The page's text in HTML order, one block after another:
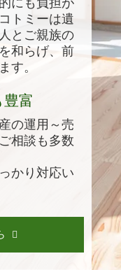
にも負担が
トミーは遺
とご親族の
和らげ、前
す。
富
の運用～売
相談も多数
かり対応い